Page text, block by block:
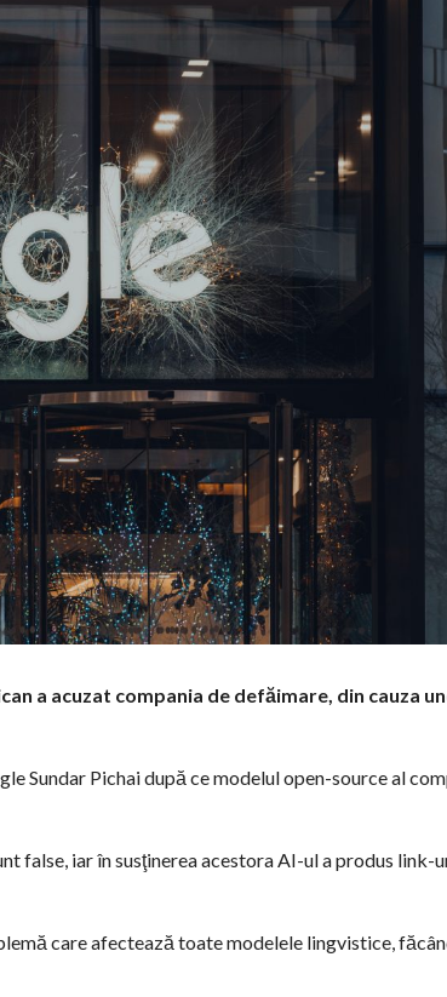
a acuzat compania de defăimare, din cauza
Sundar Pichai după ce modelul open-source al
false, iar în susţinerea acestora AI-ul a produs link-
care afectează toate modelele lingvistice,